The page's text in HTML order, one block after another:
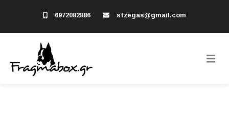
6972082886 stzegas@gmail.com